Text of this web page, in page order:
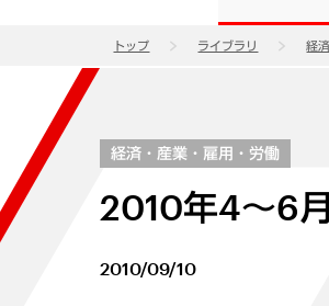
トップ ライブラリ 経
経済・産業・雇用・労働
2010年4～6
2010/09/10